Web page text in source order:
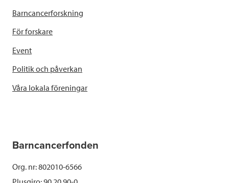
Barncancerforskning
För forskare
Event
Politik och påverkan
Våra lokala föreningar
Barncancerfonden
Org. nr: 802010-6566